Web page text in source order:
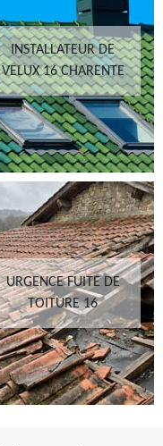
INSTALLATEUR DE
VELUX 16 CHARENTE
URGENCE FUITE DE
TOITURE 16